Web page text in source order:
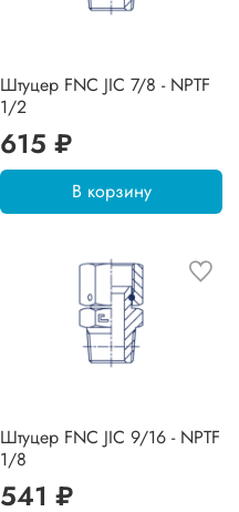
Штуцер FNC JIC 7/8 - NPTF
1/2
615 ₽
В корзину
Штуцер FNC JIC 9/16 - NPTF
1/8
541 ₽